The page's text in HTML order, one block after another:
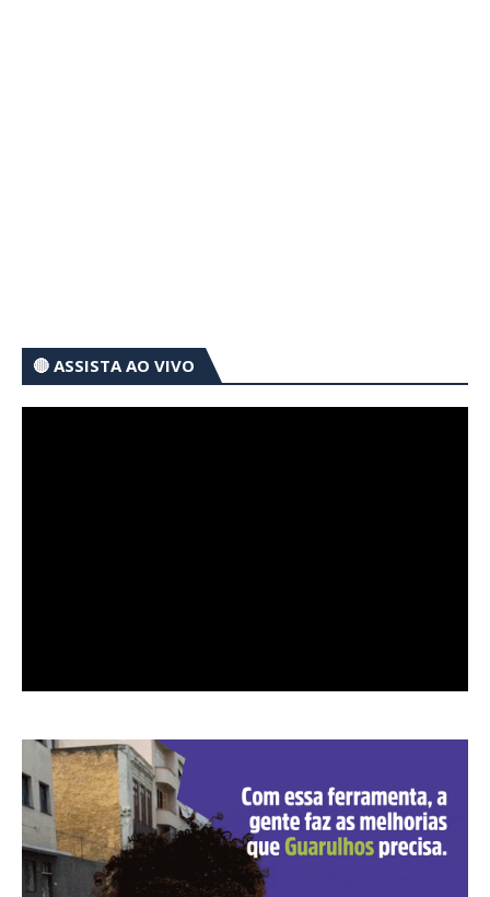
🔴 ASSISTA AO VIVO